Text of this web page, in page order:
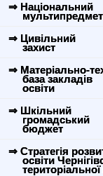
⇒ Національний
⇒ Цивільний
захист
⇒ Матеріально-
база закладів
освіти
⇒ Шкільний
громадський
бюджет
⇒ Стратегія
освіти
територіальної